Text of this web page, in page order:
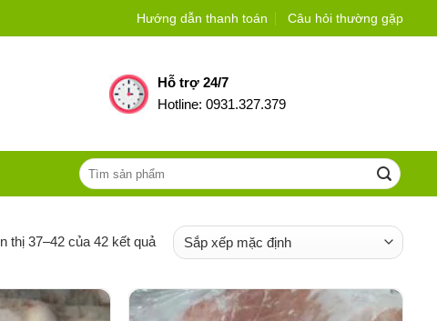
Hướng dẫn thanh toán Câu hỏi thường gặp
Hỗ trợ 24/7
Hotline: 0931.327.379
Tìm
kiếm:
thị 37–42 của 42 kết quả